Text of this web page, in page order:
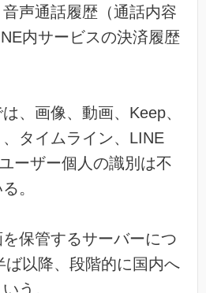
声通話履歴（通話内容
内サービスの決済履歴
、画像、動画、Keep、
タイムライン、LINE
ーザー個人の識別は不
。
保管するサーバーにつ
ば以降、段階的に国内へ
う。